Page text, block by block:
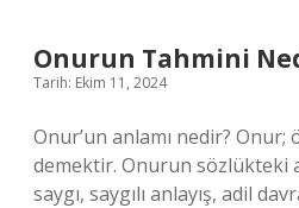
Onurun Tahmini
Tarih: Ekim 11, 2024
Onur’un anlamı nedir? Onur;
demektir. Onurun sözlükteki
saygı, saygılı anlayış, adil